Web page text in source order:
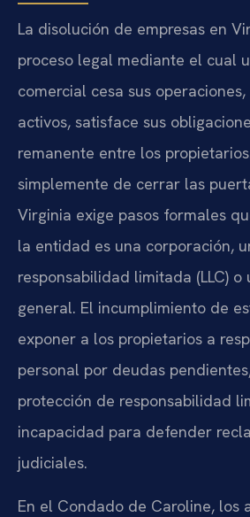
La disolución de empresas en
proceso legal mediante el cual
comercial cesa sus
activos, satisface sus
remanente entre los
simplemente de cerrar las
Virginia exige pasos formales
la entidad es una corporación,
responsabilidad limitada (LLC) o
general. El incumplimiento de
exponer a los propietarios a
personal por deudas
protección de responsabilidad
incapacidad para defender
judiciales.
En el Condado de Caroline, los